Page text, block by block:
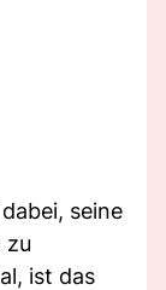
seine
zu
ist das